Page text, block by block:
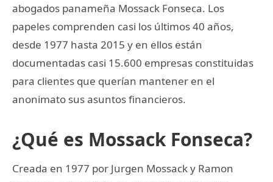
abogados panameña Mossack Fonseca. Los
papeles comprenden casi los últimos 40 años,
desde 1977 hasta 2015 y en ellos están
documentadas casi 15.600 empresas constituidas
para clientes que querían mantener en el
anonimato sus asuntos financieros.
¿Qué es Mossack Fonseca?
Creada en 1977 por Jurgen Mossack y Ramon